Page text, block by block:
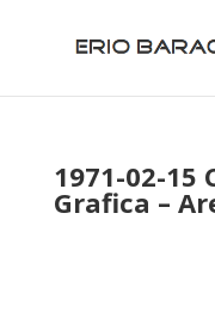
1971-02-15
Grafica –